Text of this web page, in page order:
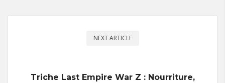
NEXT ARTICLE
Triche Last Empire War Z : Nourriture,